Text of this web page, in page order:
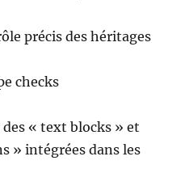
précis des héritages
checks
« text blocks » et
» intégrées dans les